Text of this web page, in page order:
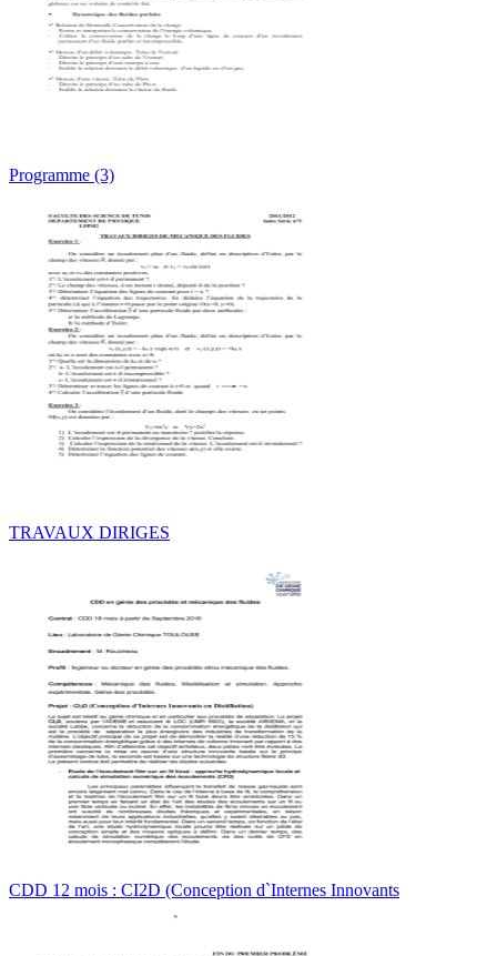
Programme (3)
TRAVAUX DIRIGES
CDD 12 mois : CI2D (Conception d`Internes Innovants